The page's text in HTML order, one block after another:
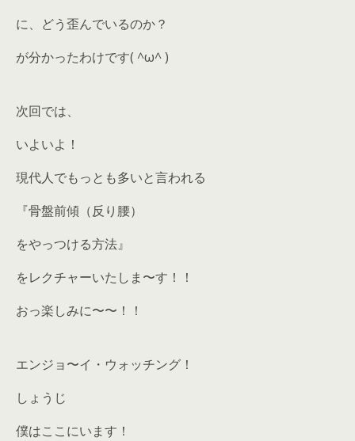
に、どう歪んでいるのか？
が分かったわけです( ^ω^ )
次回では、
いよいよ！
現代人でもっとも多いと言われる
『骨盤前傾（反り腰）
をやっつける方法』
をレクチャーいたしま〜す！！
おっ楽しみに〜〜！！
エンジョ〜イ・ウォッチング！
しょうじ
僕はここにいます！